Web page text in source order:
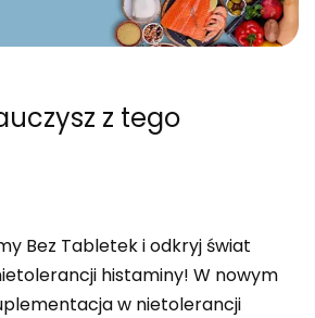
z tego
Bez Tabletek i odkryj świat
histaminy! W nowym
w nietolerancji